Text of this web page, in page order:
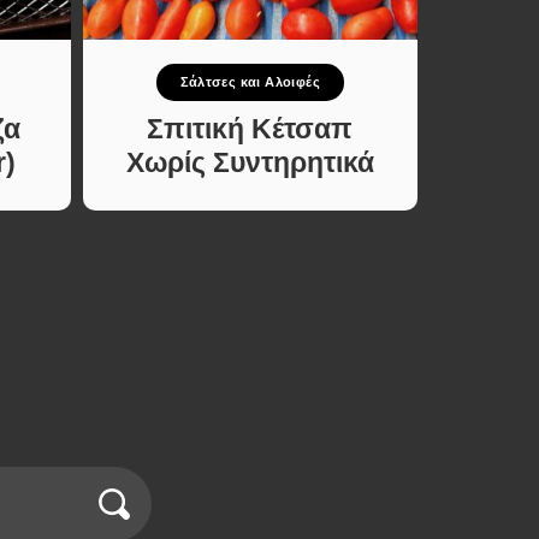
Σάλτσες και Αλοιφές
Σπιτική Κέτσαπ
Χωρίς Συντηρητικά